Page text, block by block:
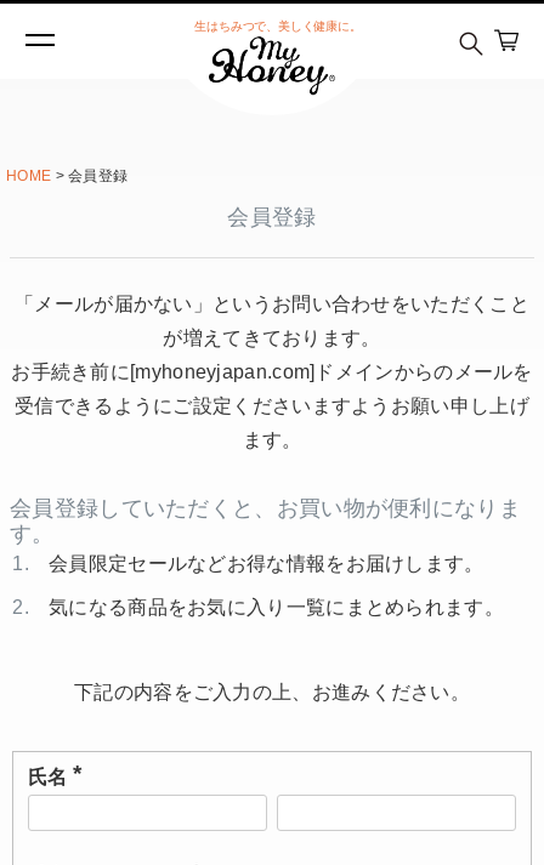
生はちみつで、美しく健康に。
HOME 会員登録
会員登録
「メールが届かない」というお問い合わせをいただくこと
が増えてきております。
お手続き前に [myhoneyjapan.com] ドメインからのメールを
受信できるようにご設定くださいますようお願い申し上げ
ます。
会員登録していただくと、お買い物が便利になりま
す。
会員限定セールなどお得な情報をお届けします。
気になる商品をお気に入り一覧にまとめられます。
下記の内容をご入力の上、お進みください。
氏名
(
須